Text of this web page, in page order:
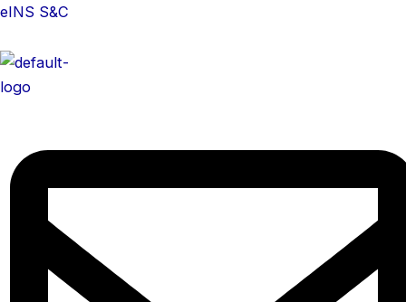
콘
츠
로
기
eINS S&C